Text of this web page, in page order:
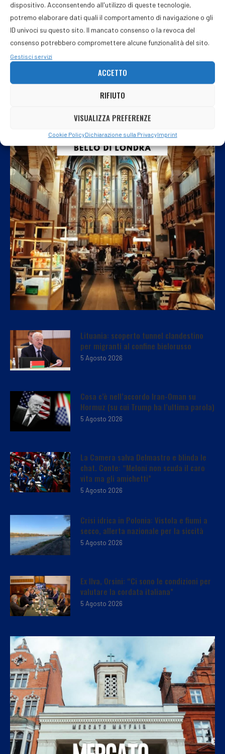
dispositivo. Acconsentendo all'utilizzo di queste tecnologie,
potremo elaborare dati quali il comportamento di navigazione o gli
ID univoci su questo sito. Il mancato consenso o la revoca del
consenso potrebbero compromettere alcune funzionalità del sito.
Gestisci servizi
ACCETTO
RIFIUTO
VISUALIZZA PREFERENZE
Cookie PolicyDichiarazione sulla PrivacyImprint
Lituania: scoperto tunnel clandestino
per migranti al confine bielorusso
5 Agosto 2026
Cosa c’è nell’accordo Iran-Oman su
Hormuz (su cui Trump ha l’ultima parola)
5 Agosto 2026
La Camera salva Delmastro e blinda le
chat. Conte: “Meloni non scuda il caro
vita ma gli amichetti”
5 Agosto 2026
Crisi idrica in Polonia: Vistola e fiumi a
secco, allerta nazionale per la siccità
5 Agosto 2026
Ex Ilva, Orsini: “Ci sono le condizioni per
valutare la cordata italiana”
5 Agosto 2026